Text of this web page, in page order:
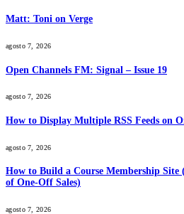
Matt: Toni on Verge
agosto 7, 2026
Open Channels FM: Signal – Issue 19
agosto 7, 2026
How to Display Multiple RSS Feeds on
agosto 7, 2026
How to Build a Course Membership Site
of One-Off Sales)
agosto 7, 2026